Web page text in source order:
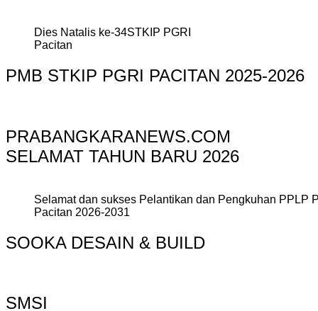
Dies Natalis ke-34STKIP PGRI
Pacitan
PMB STKIP PGRI PACITAN 2025-2026
PRABANGKARANEWS.COM
SELAMAT TAHUN BARU 2026
Selamat dan sukses Pelantikan dan Pengkuhan PPLP
Pacitan 2026-2031
SOOKA DESAIN & BUILD
SMSI